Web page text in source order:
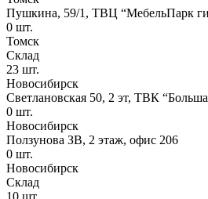
Пушкина, 59/1, ТВЦ “МебельПарк
0 шт.
Томск
Склад
23 шт.
Новосибирск
Светлановская 50, 2 эт, ТВК
0 шт.
Новосибирск
Ползунова ЗВ, 2 этаж, офис 206
0 шт.
Новосибирск
Склад
10 шт.